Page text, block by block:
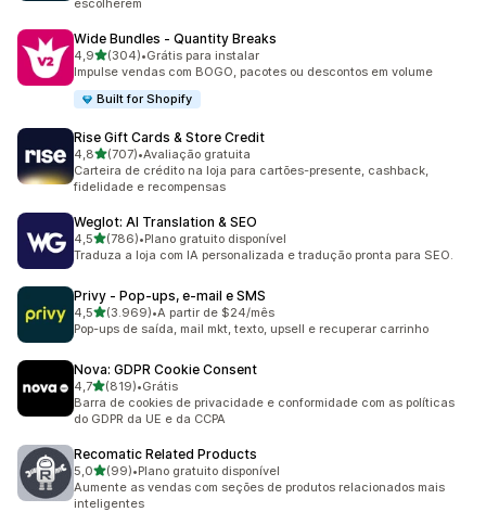
escolherem
Wide Bundles ‑ Quantity Breaks
4,9de 5 estrelas
(304)
304 avaliações ao todo
•Grátis para instalar
Impulse vendas com BOGO, pacotes ou descontos em volume
Built for Shopify
Rise Gift Cards & Store Credit
4,8de 5 estrelas
(707)
707 avaliações ao todo
•Avaliação gratuita
Carteira de crédito na loja para cartões-presente, cashback,
fidelidade e recompensas
Weglot: AI Translation & SEO
4,5de 5 estrelas
(786)
786 avaliações ao todo
•Plano gratuito disponível
Traduza a loja com IA personalizada e tradução pronta para SEO.
Privy ‑ Pop‑ups, e‑mail e SMS
4,5de 5 estrelas
(3.969)
3969 avaliações ao todo
•A partir de $24/mês
Pop-ups de saída, mail mkt, texto, upsell e recuperar carrinho
Nova: GDPR Cookie Consent
4,7de 5 estrelas
(819)
819 avaliações ao todo
•Grátis
Barra de cookies de privacidade e conformidade com as políticas
do GDPR da UE e da CCPA
Recomatic Related Products
5,0de 5 estrelas
(99)
99 avaliações ao todo
•Plano gratuito disponível
Aumente as vendas com seções de produtos relacionados mais
inteligentes